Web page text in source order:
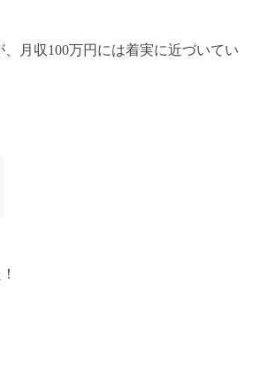
月収100万円には着実に近づいてい